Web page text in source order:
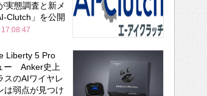
実態調査と新メ
Clutch」を公開
Liberty 5 Pro
ー Anker史上
スのAIワイヤレ
は弱点が見つけ